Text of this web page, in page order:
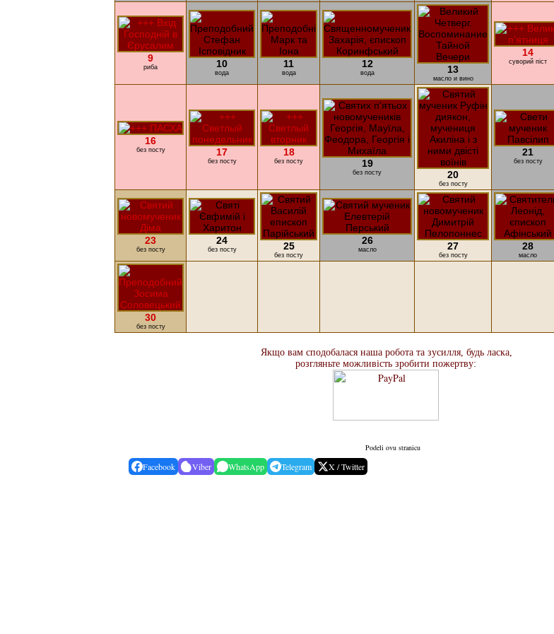
9
риба 10
вода
11
вода
12
вода 13
масло и вино
14
суворий піст
16
без посту 17
без посту
18
без посту 19
без посту 20
без посту
21
без посту
23
без посту
24
без посту 25
без посту
26
масло 27
без посту
28
масло
30
без посту
Якщо вам сподобалася наша робота та зусилля, будь ласка,
розгляньте можливість зробити пожертву:
Podeli ovu stranicu
Facebook Viber WhatsApp Telegram X / Twitter